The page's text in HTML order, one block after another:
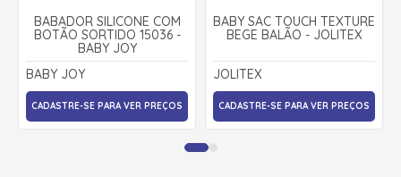
BABADOR SILICONE COM
BOTÃO SORTIDO 15036 -
BABY JOY
BABY JOY
CADASTRE-SE PARA VER PREÇOS
BABY SAC TOUCH TEXTURE
BEGE BALÃO - JOLITEX
JOLITEX
CADASTRE-SE PARA VER PREÇOS